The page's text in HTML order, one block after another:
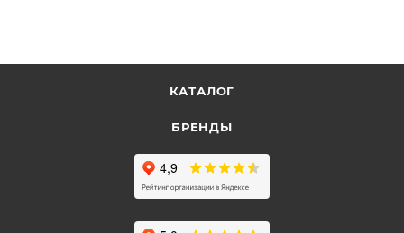
КАТАЛОГ
БРЕНДЫ